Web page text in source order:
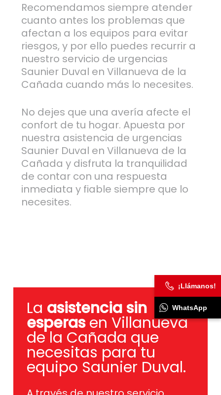
Recomendamos siempre atender
cuanto antes los problemas que
afectan a los equipos para evitar
riesgos, y por ello puedes recurrir a
nuestro servicio de urgencias
Saunier Duval en Villanueva de la
Cañada cuando más lo necesites.
No dejes que una avería afecte el
confort de tu hogar. Apuesta por
nuestra asistencia de urgencias
Saunier Duval en Villanueva de la
Cañada y disfruta la tranquilidad
de contar con una respuesta
inmediata y fiable siempre que lo
necesites.
La asistencia sin
esperasen Villanueva
de la Cañada que
necesitas para tu
equipo Saunier Duval.
¡Llámanos!
WhatsApp